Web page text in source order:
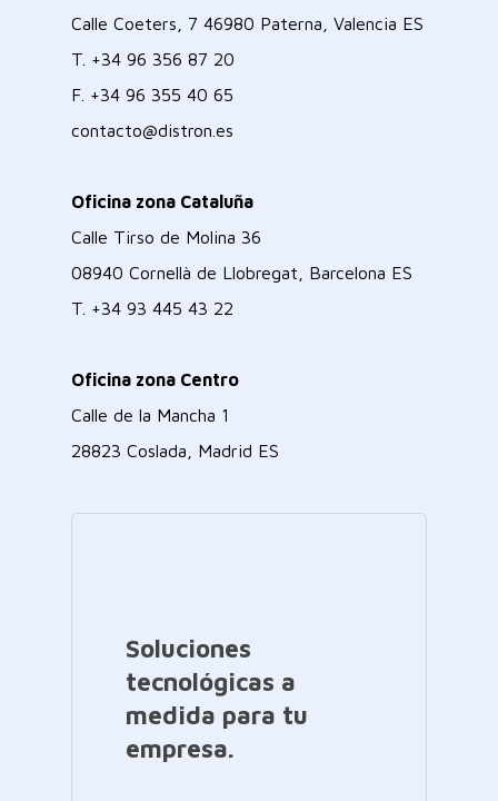
Calle Coeters, 7 46980 Paterna, Valencia ES
T. +34 96 356 87 20
F. +34 96 355 40 65
contacto@distron.es
Oficina zona Cataluña
Calle Tirso de Molina 36
08940 Cornellà de Llobregat, Barcelona ES
T. +34 93 445 43 22
Oficina zona Centro
Calle de la Mancha 1
28823 Coslada, Madrid ES
Soluciones
tecnológicas a
medida para tu
empresa.